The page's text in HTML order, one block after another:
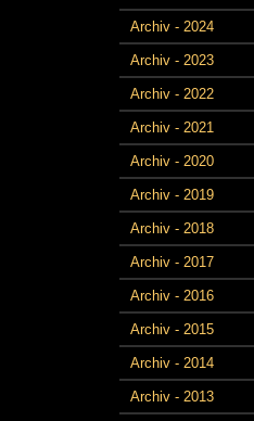
Archiv - 2024
Archiv - 2023
Archiv - 2022
Archiv - 2021
Archiv - 2020
Archiv - 2019
Archiv - 2018
Archiv - 2017
Archiv - 2016
Archiv - 2015
Archiv - 2014
Archiv - 2013